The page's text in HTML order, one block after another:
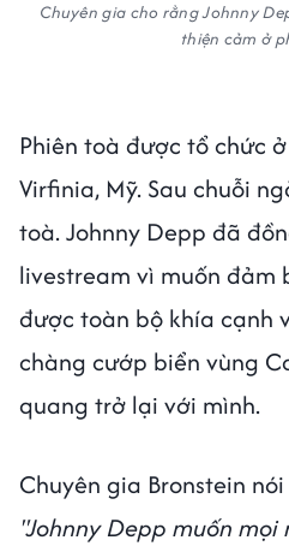
Chuyên gia cho rằng Johnny
thiện cảm ở
Phiên toà được tổ chức
Virfinia, Mỹ. Sau chuỗi
toà. Johnny Depp đã
livestream vì muốn
được toàn bộ khía cạnh
chàng cướp biển vùng
quang trở lại với mình.
Chuyên gia Bronstein
"Johnny Depp muốn